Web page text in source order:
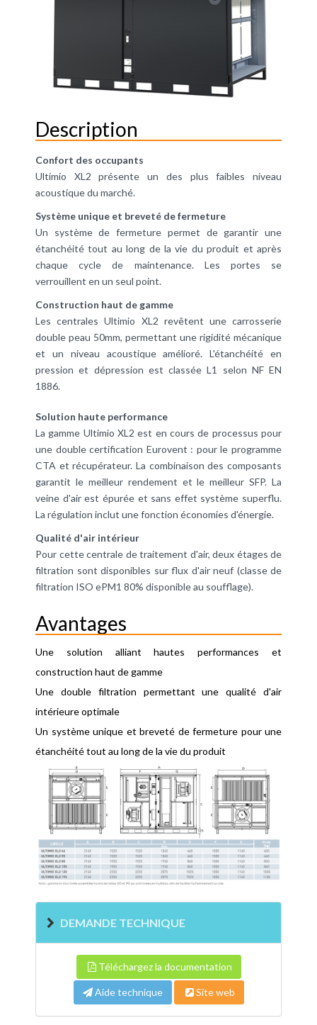
Description
Confort des occupants
Ultimio XL2 présente un des plus faibles niveau
acoustique du marché.
Système unique et breveté de fermeture
Un système de fermeture permet de garantir une
étanchéité tout au long de la vie du produit et après
chaque cycle de maintenance. Les portes se
verrouillent en un seul point.
Construction haut de gamme
Les centrales Ultimio XL2 revêtent une carrosserie
double peau 50mm, permettant une rigidité mécanique
et un niveau acoustique amélioré. L'étanchéité en
pression et dépression est classée L1 selon NF EN
1886.
Solution haute performance
La gamme Ultimio XL2 est en cours de processus pour
une double certification Eurovent : pour le programme
CTA et récupérateur. La combinaison des composants
garantit le meilleur rendement et le meilleur SFP. La
veine d'air est épurée et sans effet système superflu.
La régulation inclut une fonction économies d'énergie.
Qualité d'air intérieur
Pour cette centrale de traitement d'air, deux étages de
filtration sont disponibles sur flux d'air neuf (classe de
filtration ISO ePM1 80% disponible au soufflage).
Avantages
Une solution alliant hautes performances et
construction haut de gamme
Une double filtration permettant une qualité d'air
intérieure optimale
Un système unique et breveté de fermeture pour une
étanchéité tout au long de la vie du produit
DEMANDE TECHNIQUE
Téléchargez la documentation
Aide technique Site web